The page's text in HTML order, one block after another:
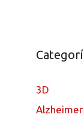
3D
Alzheimer